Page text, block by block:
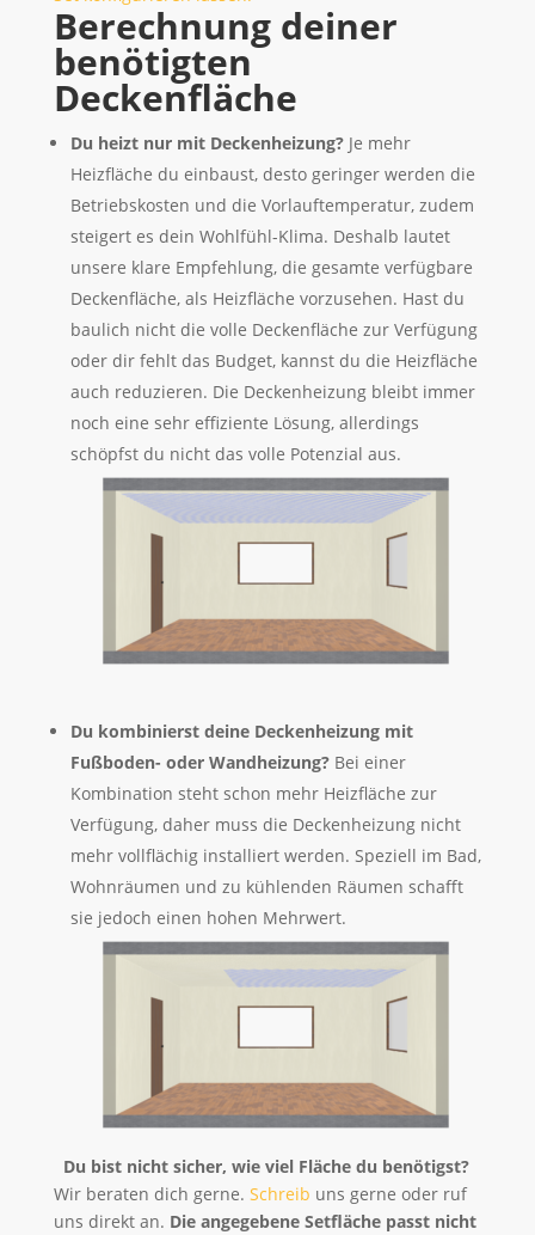
Berechnung deiner
benötigten
Deckenfläche
Du heizt nur mit Deckenheizung? Je mehr
Heizfläche du einbaust, desto geringer werden die
Betriebskosten und die Vorlauftemperatur, zudem
steigert es dein Wohlfühl-Klima. Deshalb lautet
unsere klare Empfehlung, die gesamte verfügbare
Deckenfläche, als Heizfläche vorzusehen. Hast du
baulich nicht die volle Deckenfläche zur Verfügung
oder dir fehlt das Budget, kannst du die Heizfläche
auch reduzieren. Die Deckenheizung bleibt immer
noch eine sehr effiziente Lösung, allerdings
schöpfst du nicht das volle Potenzial aus.
Du kombinierst deine Deckenheizung mit
Fußboden- oder Wandheizung?Bei einer
Kombination steht schon mehr Heizfläche zur
Verfügung, daher muss die Deckenheizung nicht
mehr vollflächig installiert werden. Speziell im Bad,
Wohnräumen und zu kühlenden Räumen schafft
sie jedoch einen hohen Mehrwert.
Du bist nicht sicher, wie viel Fläche du benötigst?
Wir beraten dich gerne. Schreib uns gerne oder ruf
uns direkt an. Die angegebene Setfläche passt nicht